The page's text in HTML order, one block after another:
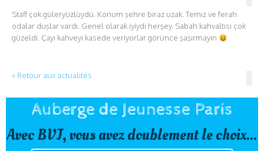
Staff çok güleryüzlüydü. Konum şehre biraz uzak. Temiz ve ferah
odalar duşlar vardı. Genel olarak iyiydi herşey. Sabah kahvaltısı çok
güzeldi. Çayı kahveyi kasede veriyorlar görünce şaşırmayın
« Retour aux actualités
Auberge de Jeunesse Paris
Avec BVJ, vous avez doublement le choix...